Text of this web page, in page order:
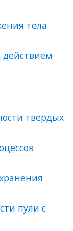
тела
действием
твердых
пули с